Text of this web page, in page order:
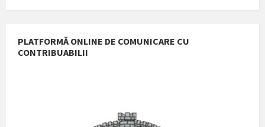
pdf
PLATFORMĂ ONLINE DE COMUNICARE CU
CONTRIBUABILII